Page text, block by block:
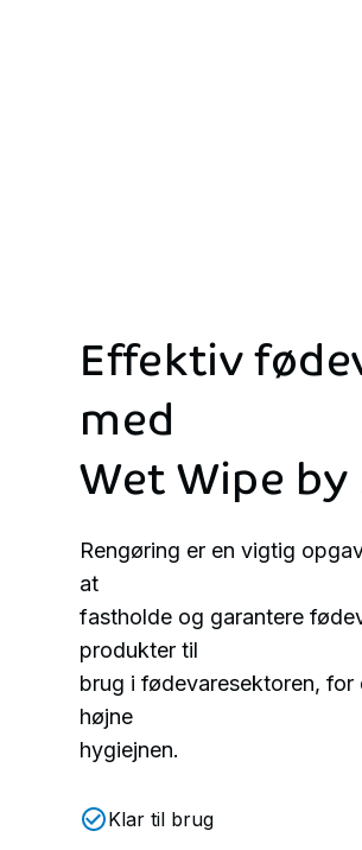
Effektiv
med
WetWipe by
Rengøring er en vigtig
at
fastholde og garantere
produkter til
brug i fødevaresektoren,
højne
hygiejnen.
Klar til brug